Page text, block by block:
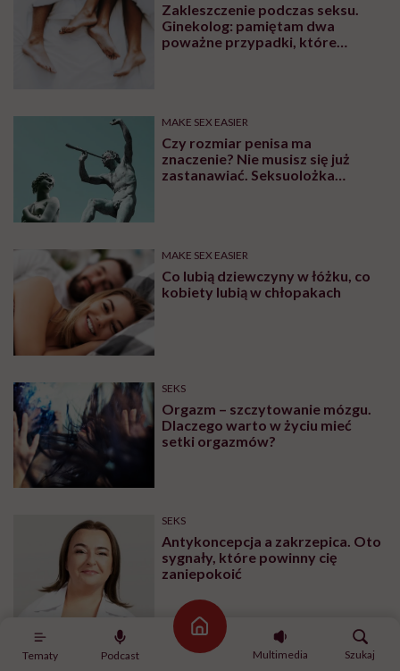
Tematy Podcast
Strona główna
Multimedia
Szukaj
Zakleszczenie podczas seksu.
Ginekolog: pamiętam dwa
poważne przypadki, które
MAKE SEX EASIER
Czy rozmiar penisa ma
znaczenie? Nie musisz się już
zastanawiać. Seksuolożka
MAKE SEX EASIER
Co lubią dziewczyny w łóżku, co
kobiety lubią w chłopakach
SEKS
Orgazm – szczytowanie mózgu.
Dlaczego warto w życiu mieć
setki orgazmów?
SEKS
Antykoncepcja a zakrzepica. Oto
sygnały, które powinny cię
zaniepokoić